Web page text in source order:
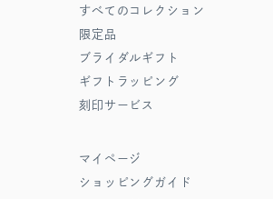
すべてのコレクション
限定品
ブライダルギフト
ギフトラッピング
刻印サービス
マイページ
ショッピングガイド